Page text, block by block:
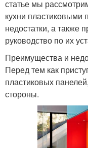
статье мы
кухни пластиковыми
недостатки, а также
руководство по их
Преимущества и
Перед тем как
пластиковых
стороны.